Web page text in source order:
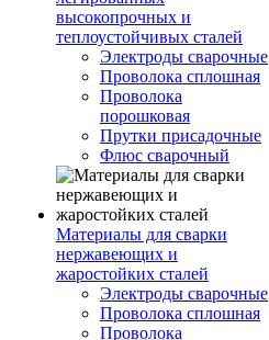
высокопрочных и
теплоустойчивых сталей
Электроды сварочные
Проволока сплошная
Проволока
порошковая
Прутки присадочные
Флюс сварочный
Материалы для сварки
нержавеющих и
жаростойких сталей
Электроды сварочные
Проволока сплошная
Проволока